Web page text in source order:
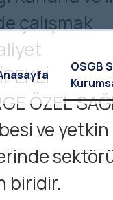
çalışmak
ÖZEL
ve yetkin
biridir.
OSGB